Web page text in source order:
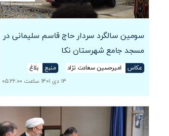
سومین سالگرد سردار حاج قاسم سلیمانی در
مسجد جامع شهرستان نکا
عکاس امیرحسین سعادت نژاد منبع
بلاغ
۱۴ دی ۱۴۰۱ ساعت ۰۵:۲۶:۰۰